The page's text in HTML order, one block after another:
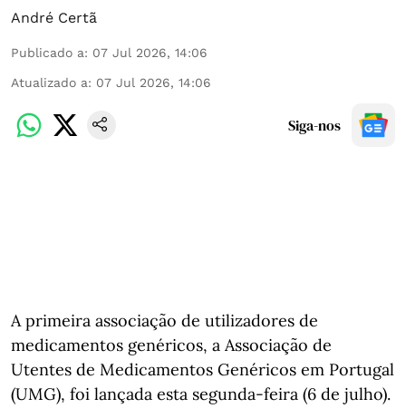
André Certã
Publicado a: 07 Jul 2026, 14:06
Atualizado a: 07 Jul 2026, 14:06
Siga-nos
A primeira associação de utilizadores de
medicamentos genéricos, a Associação de
Utentes de Medicamentos Genéricos em Portugal
(UMG), foi lançada esta segunda-feira (6 de julho).